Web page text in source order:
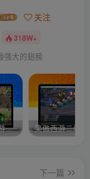
关注
318W+
强大的翅膀
–（源码）田螺西游9.0 假人摆摊18门派飞升渡劫化圣助战最新BB谛听…. 笑傲西游二版-
下一篇